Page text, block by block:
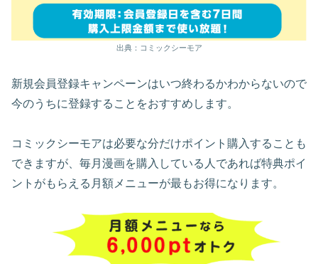
出典：コミックシーモア
新規会員登録キャンペーンはいつ終わるかわからないので
今のうちに登録することをおすすめします。
コミックシーモアは必要な分だけポイント購入することも
できますが、毎月漫画を購入している人であれば特典ポイ
ントがもらえる月額メニューが最もお得になります。